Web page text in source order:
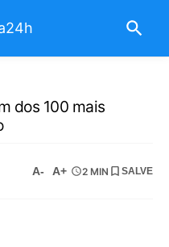
dos 100 mais
A- A+ 2 MIN SALVE